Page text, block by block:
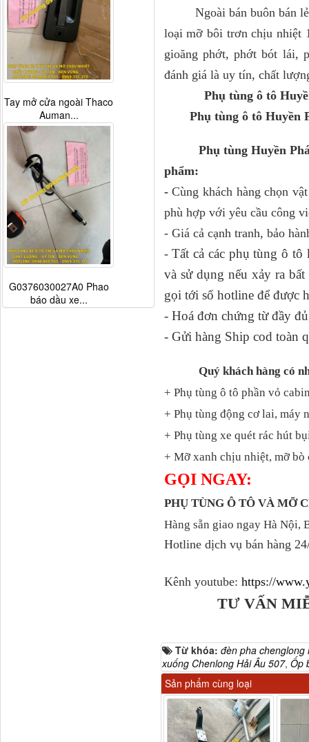
Ngoài bán buôn bán lẻ
loại mỡ bôi trơn chịu nhiệt
gioăng phớt, phớt bót lái,
đánh giá là uy tín, chất
Phụ tùng ô tô
Phụ tùng ô tô Huyền
Phụ tùng Huyền Phát
phẩm:
-Cùng khách hàng chọn
phù hợp với yêu cầu công
- Giá cả cạnh tranh, bảo
-Tất cả các phụ tùng ô
và sử dụng nếu xảy ra
gọi tới số hotline để được
- Hoá đơn chứng từ đầy
- Gửi hàng Ship cod toàn
Quý khách hàng có
+ Phụ tùng ô tô phần vỏ
+ Phụ tùng động cơ lai, máy
+ Phụ tùng xe quét rác hút
+ Mỡ xanh chịu nhiệt, mỡ
GỌI NGAY:
PHỤ TÙNG Ô TÔ VÀ MỠ
Hàng sẵn giao ngay Hà Nội,
Hotline dịch vụ bán hàng
Kênh youtube: https://
TƯ VẤN
Từ khóa: đèn pha chenglong
xuống Chenlong Hải Âu 507, Ốp
Sản phẩm cùng loại
Tay mở cửa ngoài Thaco
Auman...
G0376030027A0 Phao
báo dầu xe...